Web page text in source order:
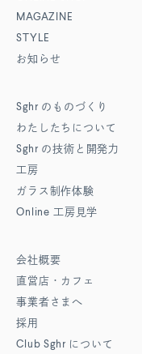
MAGAZINE
STYLE
お知らせ
Sghr のものづくり
わたしたちについて
Sghr の技術と開発力
工房
ガラス制作体験
Online 工房見学
会社概要
直営店・カフェ
事業者さまへ
採用
Club Sghr について